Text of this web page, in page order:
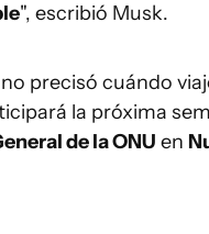
", escribió Musk.
precisó cuándo
la próxima
de la ONU en